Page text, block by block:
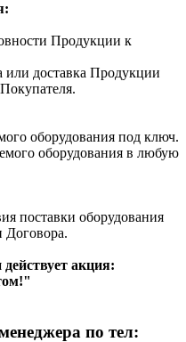
Продукции к
или доставка Продукции
оборудования под ключ.
оборудования в любую
поставки оборудования
Договора.
акция:
по тел: